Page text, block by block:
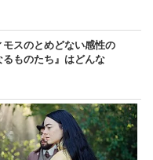
モスのとめどない感性の
ものたち』はどんな